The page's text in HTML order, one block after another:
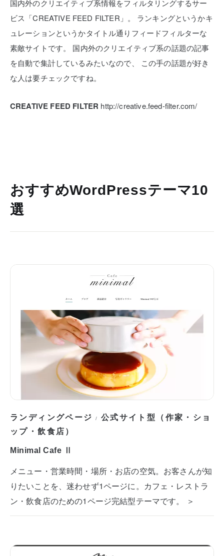
国内外のクリエイティブ系情報をフィルタリングするサー
ビス「CREATIVE FEED FILTER」。
ランキングというかキ
ュレーションというかタイトル通りフィードフィルターな
素敵サイトです。
国内外のクリエイティブ系の話題の記事
を自動で集計しているみたいなので、
この手の話題が好き
な人は要チェックですね。
CREATIVE FEED FILTER http://creative.feed-filter.com/
おすすめWordPressテーマ10
選
ランディングページ / 公式サイト型（作家・ショ
ップ・飲食店）
Minimal Cafe Ⅱ
メニュー・営業時間・場所・お店の空気。お客さんが知
りたいことを、迷わせず1ページに。カフェ・レストラ
ン・飲食店のための1ページ完結型テーマです。 ＞